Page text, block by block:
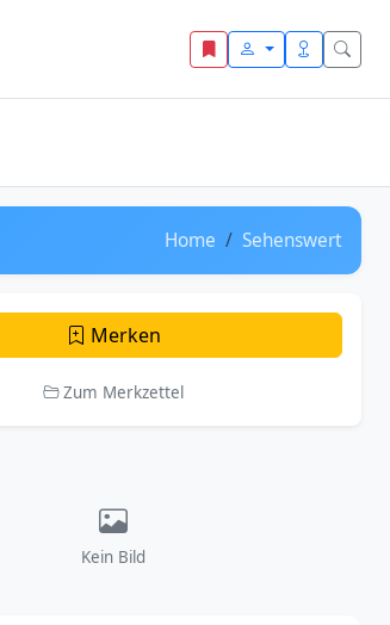
Home Sehenswert
Merken
Zum Merkzettel
Kein Bild